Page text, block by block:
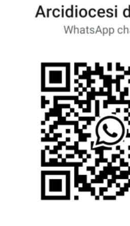
11:30 - Lucca, Scuola
- Viale Castruccio
murales in
curato dal Liceo
ore 18 - Fiano
- Messa in
celebrata da mons.
di Lucca
ore 20.30 -
al Cippo di don
Memoria in alcuni
Ritrovo alle ore